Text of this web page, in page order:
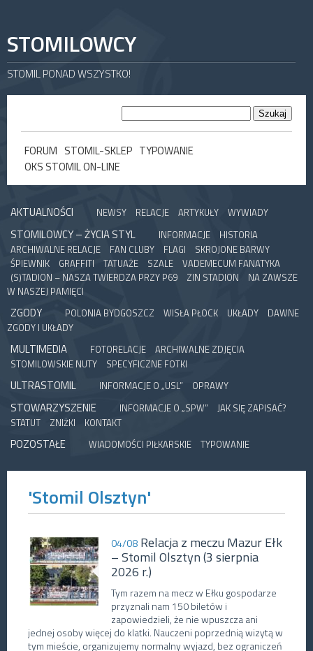
STOMILOWCY
STOMIL PONAD WSZYSTKO!
FORUM STOMIL-SKLEP TYPOWANIE
OKS STOMIL ON-LINE
AKTUALNOŚCI NEWSY RELACJE ARTYKUŁY WYWIADY
STOMILOWCY – ŻYCIA STYL INFORMACJE
HISTORIA
ARCHIWALNE RELACJE
FAN CLUBY FLAGI
SKROJONE BARWY
ŚPIEWNIK
GRAFFITI TATUAŻE SZALE
VADEMECUM FANATYKA
(S)TADION – NASZA TWIERDZA PRZY P69
ZIN STADION
NA ZAWSZE
W NASZEJ PAMIĘCI
ZGODY POLONIA BYDGOSZCZ WISŁA PŁOCK UKŁADY
DAWNE
ZGODY I UKŁADY
MULTIMEDIA FOTORELACJE
ARCHIWALNE ZDJĘCIA
STOMILOWSKIE NUTY
SPECYFICZNE FOTKI
ULTRASTOMIL INFORMACJE O „USL” OPRAWY
STOWARZYSZENIE INFORMACJE O „SPW”
JAK SIĘ ZAPISAĆ?
STATUT
ZNIŻKI KONTAKT
POZOSTAŁE WIADOMOŚCI PIŁKARSKIE TYPOWANIE
'Stomil Olsztyn'
04/08 Relacja z meczu Mazur Ełk
– Stomil Olsztyn (3 sierpnia
2026 r.)
Tym razem na mecz w Ełku gospodarze
przyznali nam 150 biletów i
zapowiedzieli, że nie wpuszcza ani
jednej osoby więcej do klatki. Nauczeni poprzednią wizytą w
tym mieście, organizujemy normalny wyjazd, bez ograniczeń